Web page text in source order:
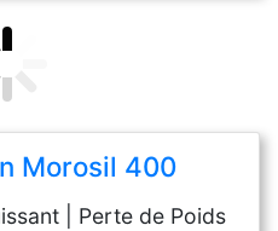
Morosil 400
| Perte de Poids